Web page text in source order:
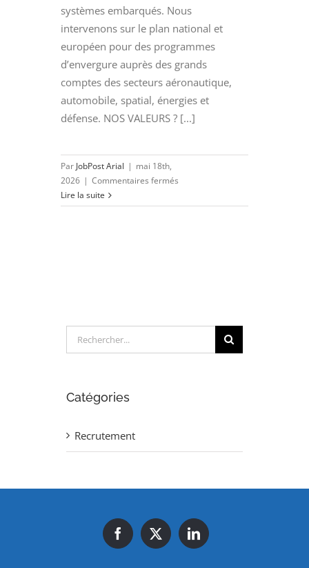
systèmes embarqués. Nous
intervenons sur le plan national et
européen pour des programmes
d’envergure auprès des grands
comptes des secteurs aéronautique,
automobile, spatial, énergies et
défense. NOS VALEURS ? [...]
Par JobPost Arial | mai 18th,
2026 | Commentaires fermés
Mécanique
Lire la suite
Rechercher:
Catégories
Recrutement